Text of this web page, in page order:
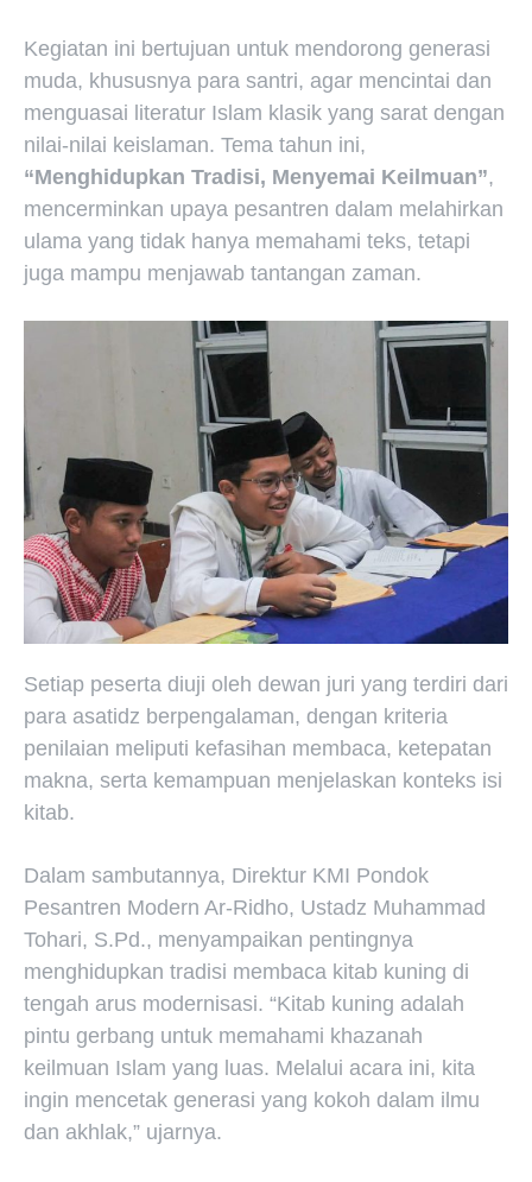
Kegiatan ini bertujuan untuk mendorong generasi
muda, khususnya para santri, agar mencintai dan
menguasai literatur Islam klasik yang sarat dengan
nilai-nilai keislaman. Tema tahun ini,
“Menghidupkan Tradisi, Menyemai Keilmuan”,
mencerminkan upaya pesantren dalam melahirkan
ulama yang tidak hanya memahami teks, tetapi
juga mampu menjawab tantangan zaman.
Setiap peserta diuji oleh dewan juri yang terdiri dari
para asatidz berpengalaman, dengan kriteria
penilaian meliputi kefasihan membaca, ketepatan
makna, serta kemampuan menjelaskan konteks isi
kitab.
Dalam sambutannya, Direktur KMI Pondok
Pesantren Modern Ar-Ridho, Ustadz Muhammad
Tohari, S.Pd., menyampaikan pentingnya
menghidupkan tradisi membaca kitab kuning di
tengah arus modernisasi. “Kitab kuning adalah
pintu gerbang untuk memahami khazanah
keilmuan Islam yang luas. Melalui acara ini, kita
ingin mencetak generasi yang kokoh dalam ilmu
dan akhlak,” ujarnya.